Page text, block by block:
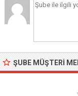
ŞUBE MÜŞTERI